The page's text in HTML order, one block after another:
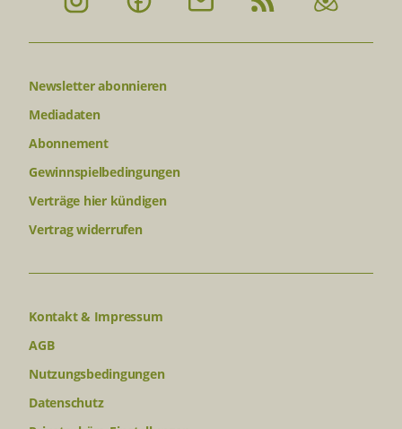
Newsletter abonnieren
Mediadaten
Abonnement
Gewinnspielbedingungen
Verträge hier kündigen
Vertrag widerrufen
Kontakt & Impressum
AGB
Nutzungsbedingungen
Datenschutz